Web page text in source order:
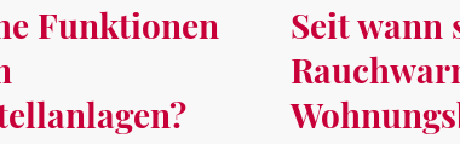
Funktionen
Seit wann